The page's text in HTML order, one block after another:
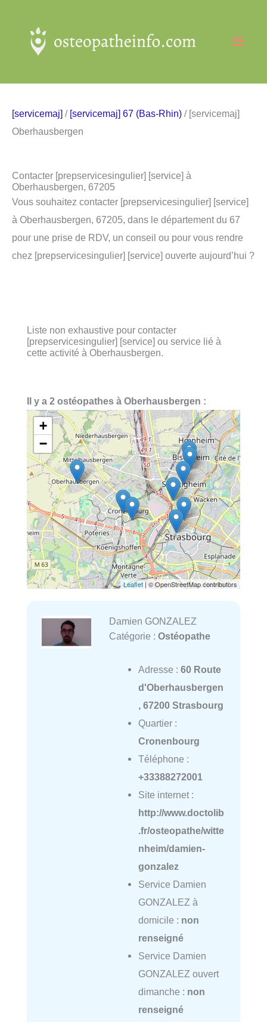
contenu
[servicemaj] / [servicemaj] 67 (Bas-Rhin) / [servicemaj]
Oberhausbergen
Contacter [prepservicesingulier] [service] à
Oberhausbergen, 67205
Vous souhaitez contacter [prepservicesingulier] [service]
à Oberhausbergen, 67205, dans le département du 67
pour une prise de RDV, un conseil ou pour vous rendre
chez [prepservicesingulier] [service] ouverte aujourd’hui ?
Liste non exhaustive pour contacter
[prepservicesingulier] [service] ou service lié à
cette activité à Oberhausbergen.
Il y a 2 ostéopathes à Oberhausbergen :
+
−
Leaflet| © OpenStreetMap contributors
Damien GONZALEZ
Catégorie : Ostéopathe
Adresse : 60 Route
d'Oberhausbergen
, 67200 Strasbourg
Quartier :
Cronenbourg
Téléphone :
+33388272001
Site internet :
http://www.doctolib
.fr/osteopathe/witte
nheim/damien-
gonzalez
Service Damien
GONZALEZ à
domicile : non
renseigné
Service Damien
GONZALEZ ouvert
dimanche : non
renseigné